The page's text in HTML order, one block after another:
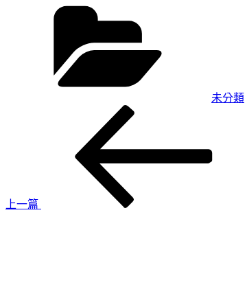
未分類
上一篇